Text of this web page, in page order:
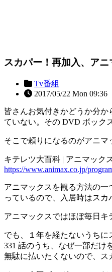
スカパー！再加入、ア
Tv番組
2017/05/22 Mon 09:36
皆さんお気付きかどうか分
ていない。その DVD ボック
そこで頼りになるのがアニマ
キテレツ大百科 | アニマック
https://www.animax.co.jp/
アニマックスを観る方法の
っているので、入居時はスカ
アニマックスではほぼ毎日キ
でも、１年を経たないうち
331 話のうち、なぜ一部だけ
無駄に払いたくないので、ス